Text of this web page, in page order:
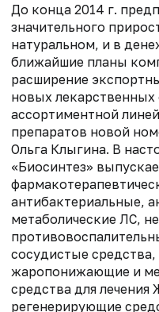
До конца 2014 г.
значительного
натуральном, и в
ближайшие планы
расширение
новых
ассортиментной
препаратов новой
Ольга Клыгина. В
«Биосинтез»
антибактериальные,
метаболические ЛС,
сосудистые
жаропонижающие и
средства для
регенерирующие